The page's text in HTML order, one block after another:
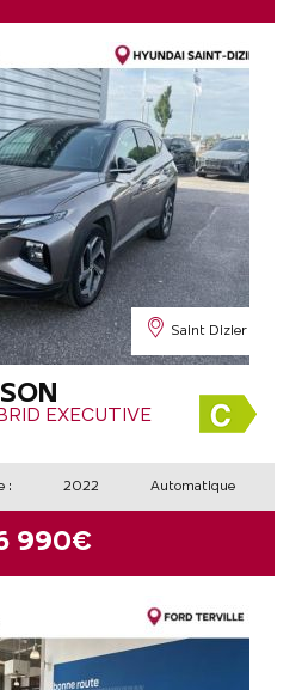
Saint Dizier
EXECUTIVE
: 2022 Automatique
990€